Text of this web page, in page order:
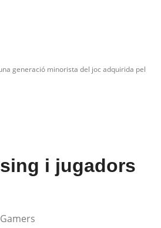
generació minorista del joc adquirida pel
i jugadors